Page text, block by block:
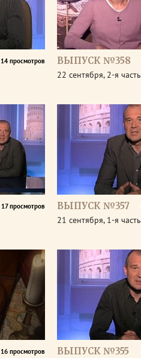
14 просмотров ВЫПУСК №358
22 сентября, 2-я часть
17 просмотров ВЫПУСК №357
21 сентября, 1-я часть
16 просмотров ВЫПУСК №355